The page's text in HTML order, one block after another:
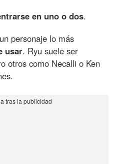
en uno o dos.
personaje lo más
usar. Ryu suele ser
otros como Necalli o Ken